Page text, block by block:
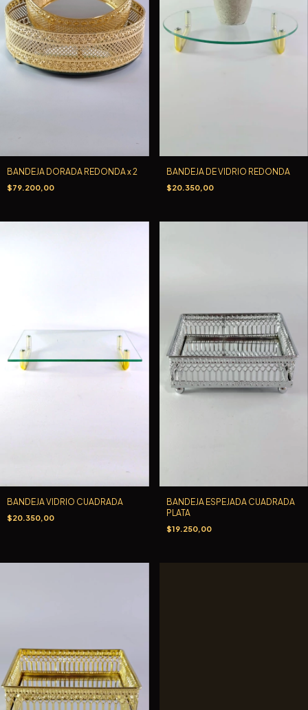
BANDEJA DORADA REDONDA x 2
$79.200,00
BANDEJA DE VIDRIO REDONDA
$20.350,00
BANDEJA VIDRIO CUADRADA
$20.350,00
BANDEJA ESPEJADA CUADRADA
PLATA
$19.250,00